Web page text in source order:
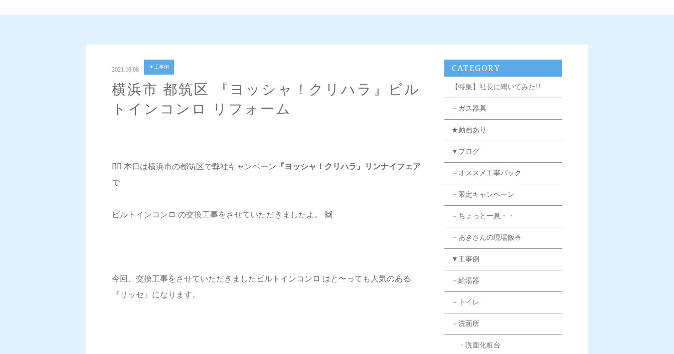
2021.10.08 ▼工事例
横浜市 都筑区 『ヨッシャ！クリハラ』ビル
トインコンロ リフォーム
💁‍♀️ 本日は横浜市の都筑区で弊社キャンペーン 『ヨッシャ！クリハラ』リンナイフェア
で
ビルトインコンロ の交換工事をさせていただきましたよ。 🙌
今回、交換工事をさせていただきましたビルトインコンロ はと〜っても人気のある
『リッセ』になります。
CATEGORY
【特集】社長に聞いてみた!!
－ガス器具
★動画あり
▼ブログ
－オススメ工事パック
－限定キャンペーン
－ちょっと一息・・
－あきさんの現場飯🍚
▼工事例
－給湯器
－トイレ
－洗面所
・洗面化粧台